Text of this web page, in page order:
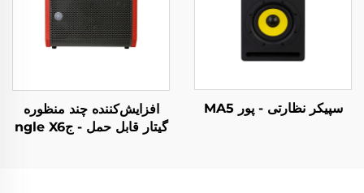
سپیکر نظارتی - پور MA5
افزایش‌کننده چند منظوره
گیتار قابل حمل - جngle X6